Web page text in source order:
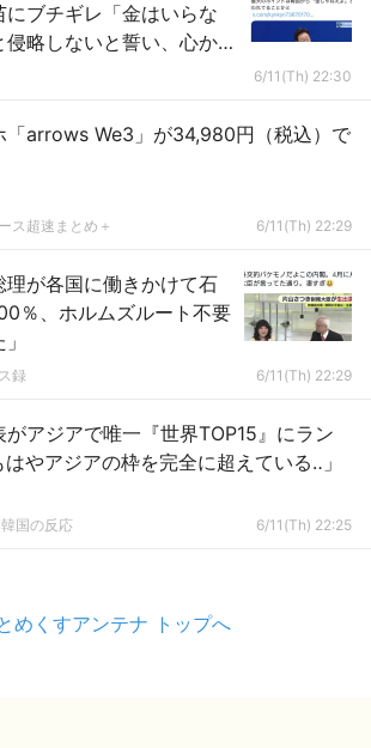
ブチギレ「金はいらな
侵略しないと誓い、心か
6/11(Th) 22:30
「arrows We3」が34,980円（税込）で
ス超速まとめ＋ 6/11(Th) 22:29
理が各国に働きかけて石
％、ホルムズルート不要
録 6/11(Th) 22:29
アジアで唯一『世界TOP15』にラン
やアジアの枠を完全に超えている‥」
国の反応 6/11(Th) 22:25
めくすアンテナ トップへ